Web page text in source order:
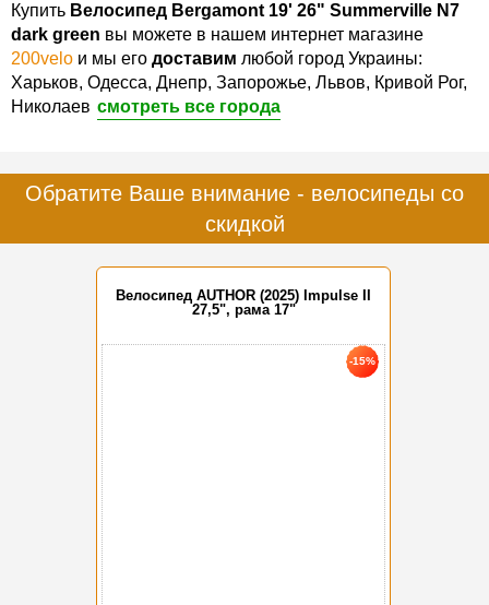
Купить Велосипед Bergamont 19' 26" Summerville N7
dark green вы можете в нашем интернет магазине
200velo и мы его доставим любой город Украины:
Харьков, Одесса, Днепр, Запорожье, Львов, Кривой Рог,
Николаев смотреть все города
Обратите Ваше внимание - велосипеды со
скидкой
Велосипед AUTHOR (2025) Impulse II
27,5", рама 17"
-15%